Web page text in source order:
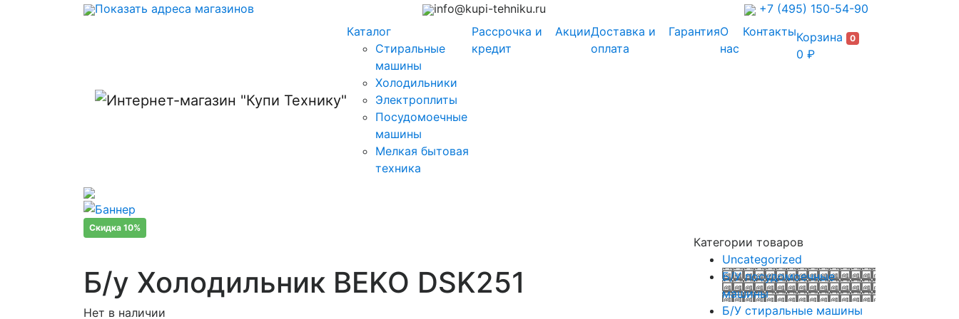
Показать адреса магазинов info@kupi-tehniku.ru
+7 (495) 150-54-90
Каталог
Стиральные
машины
Холодильники
Электроплиты
Посудомоечные
машины
Мелкая бытовая
техника
Рассрочка и
кредит
АкцииДоставка и
оплата
ГарантияО
нас
КонтактыКорзина 0
0 ₽
Скидка 10%
Б/у Холодильник BEKO DSK251
Нет в наличии
Категории товаров
Uncategorized
Б/У посудомоечные
машины
Б/У стиральные машины